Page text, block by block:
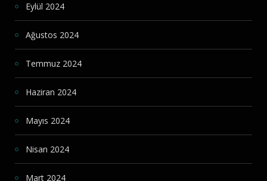
Eylül 2024
Ağustos 2024
Temmuz 2024
Haziran 2024
Mayıs 2024
Nisan 2024
Mart 2024